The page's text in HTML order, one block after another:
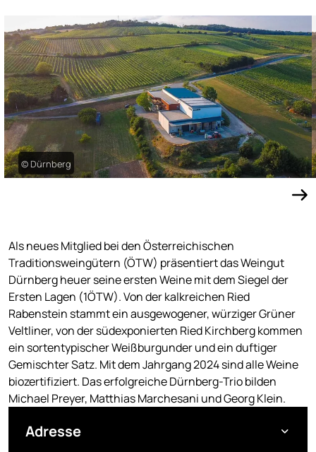
© Dürnberg
Als neues Mitglied bei den Österreichischen
Traditionsweingütern (ÖTW) präsentiert das Weingut
Dürnberg heuer seine ersten Weine mit dem Siegel der
Ersten Lagen (1ÖTW). Von der kalkreichen Ried
Rabenstein stammt ein ausgewogener, würziger Grüner
Veltliner, von der südexponierten Ried Kirchberg kommen
ein sortentypischer Weißburgunder und ein duftiger
Gemischter Satz. Mit dem Jahrgang 2024 sind alle Weine
biozertifiziert. Das erfolgreiche Dürnberg-Trio bilden
Michael Preyer, Matthias Marchesani und Georg Klein.
Adresse